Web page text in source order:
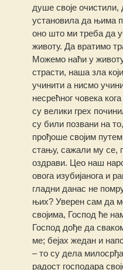
душе своје
установила да њима
оно што ми треба да
животу. Да вратимо
Можемо наћи у
страсти, наша зла
учинити а нисмо
несрећног човека
су велики грех
су били позвани на
прођоше својим
стању, сажали му се,
оздрави. Цео наш
овога изубијанога и
гладни данас не
њих? Уверен сам да
својима, Господ ће
Господ дође да
ме; бејах жедан и
– то су дела
радост господара